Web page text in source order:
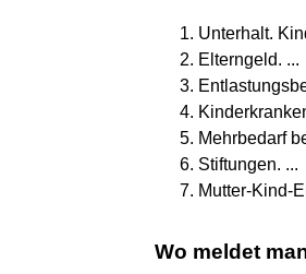
Unterhalt.
Elterngeld. ...
Mehrbedarf
Stiftungen. ...
Mutter-Kind-
Wo meldet